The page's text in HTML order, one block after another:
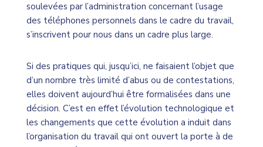
soulevées par l’administration concernant l’usage
des téléphones personnels dans le cadre du travail,
s’inscrivent pour nous dans un cadre plus large.
Si des pratiques qui, jusqu’ici, ne faisaient l’objet que
d’un nombre très limité d’abus ou de contestations,
elles doivent aujourd’hui être formalisées dans une
décision. C’est en effet l’évolution technologique et
les changements que cette évolution a induit dans
l’organisation du travail qui ont ouvert la porte à de